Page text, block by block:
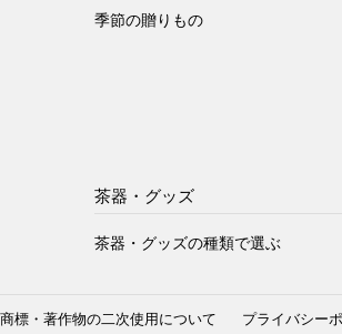
季節の贈りもの
茶器・グッズ
茶器・グッズの種類で選ぶ
商標・著作物の二次使用について プライバシー